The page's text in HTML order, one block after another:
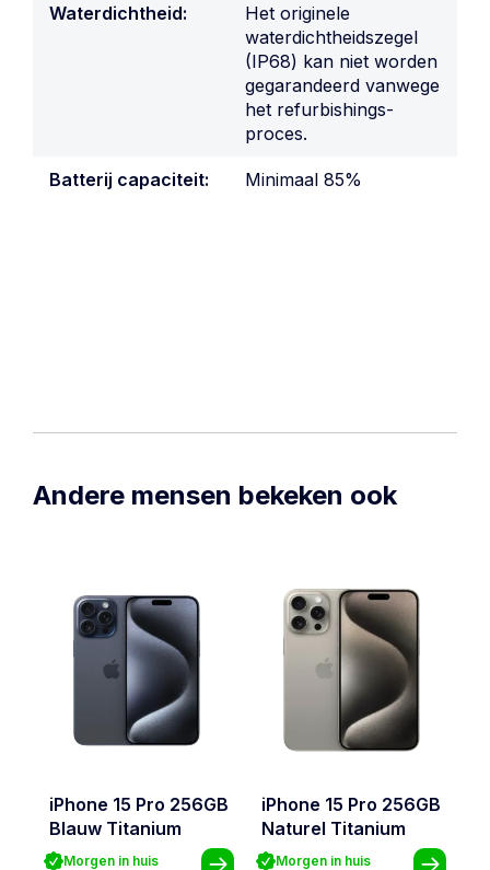
Waterdichtheid:
Het originele
waterdichtheidszegel
(IP68) kan niet worden
gegarandeerd vanwege
het refurbishings-
proces.
Batterij capaciteit: Minimaal 85%
Andere mensen bekeken ook
iPhone 15 Pro 256GB
Blauw Titanium
Morgen in huis
iPhone 15 Pro 256GB
Naturel Titanium
Morgen in huis